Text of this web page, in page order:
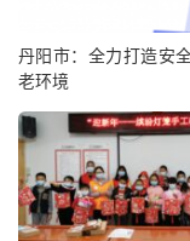
丹阳市：全力打造安
老环境